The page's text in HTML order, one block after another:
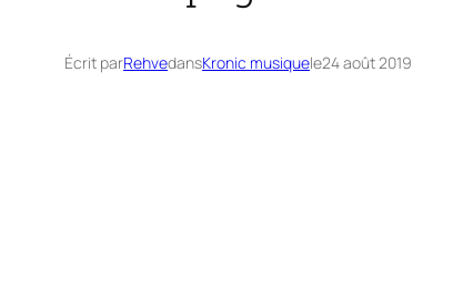
Écrit parRehvedansKronic musiquele24 août 2019